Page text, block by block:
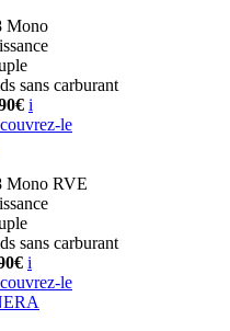
Mono
sans carburant
i
le
Mono RVE
sans carburant
i
le